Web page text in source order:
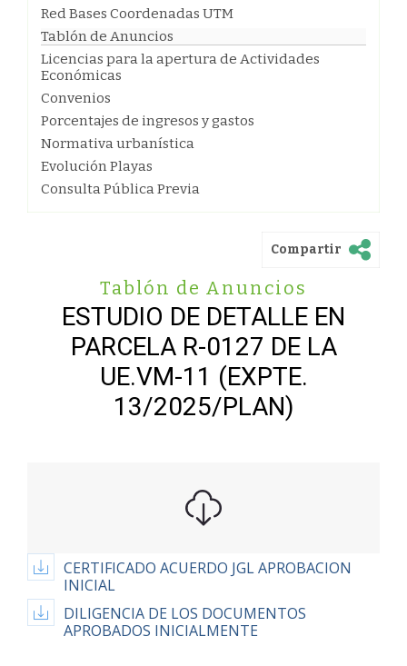
Red Bases Coordenadas UTM
Tablón de Anuncios
Licencias para la apertura de Actividades
Económicas
Convenios
Porcentajes de ingresos y gastos
Normativa urbanística
Evolución Playas
Consulta Pública Previa
Compartir
Tablón de Anuncios
ESTUDIO DE DETALLE EN
PARCELA R-0127 DE LA
UE.VM-11 (EXPTE.
13/2025/PLAN)
CERTIFICADO ACUERDO JGL APROBACION
INICIAL
DILIGENCIA DE LOS DOCUMENTOS
APROBADOS INICIALMENTE